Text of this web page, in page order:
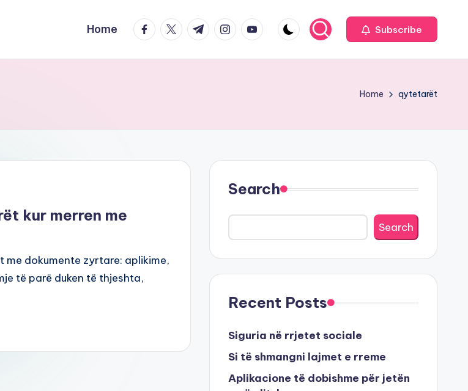
Home facebook.com
twitter.com
t.me instagram.com
youtube.com Subscribe
Home qytetarët
kur merren me
dokumente zyrtare: aplikime,
të parë duken të thjeshta,
Search
Search
Recent Posts
Siguria në rrjetet sociale
Si të shmangni lajmet e rreme
Aplikacione të dobishme për jetën